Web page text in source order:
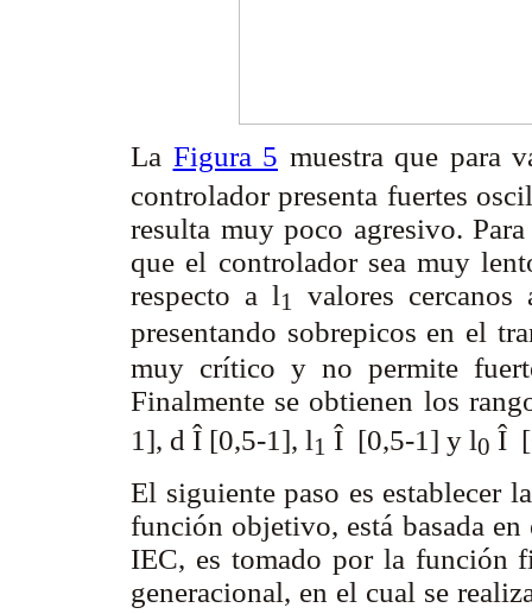
La Figura 5 muestra que para
controlador presenta fuertes
resulta muy poco agresivo.
que el controlador sea muy
respecto a l1
valores
presentando sobrepicos en el
muy crítico y no permite
Finalmente se obtienen los
1], d Î [0,5-1], l1 Î [0,5-1] y l0 Î
El siguiente paso es
función objetivo, está basada
IEC, es tomado por la función
generacional, en el cual se